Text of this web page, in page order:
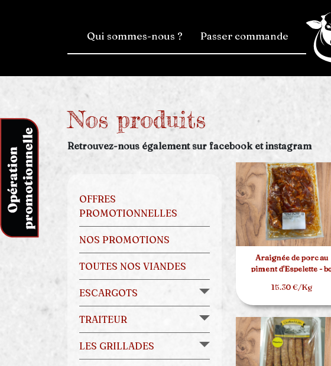
Qui sommes-nous ? Passer commande
Nos produits
Retrouvez-nous également sur facebook et instagram
OFFRES
PROMOTIONNELLES
NOS PROMOTIONS
TOUTES NOS VIANDES
ESCARGOTS
TRAITEUR
LES GRILLADES
Araignée de porc au
piment d'Espelette -
15.30 €/Kg